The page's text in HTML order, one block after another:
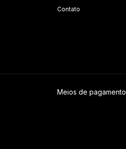
Contato
Meios de pagamento